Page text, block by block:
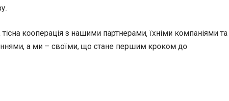
тісна кооперація з нашими партнерами, їхніми компаніями та
а ми – своїми, що стане першим кроком до